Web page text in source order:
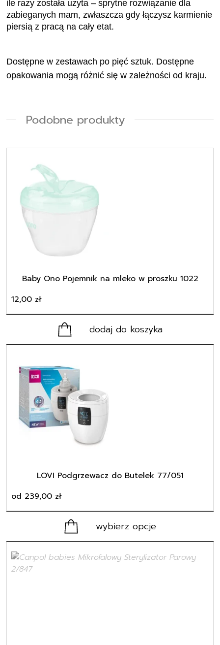
zabieganych mam, zwłaszcza gdy łączysz karmienie
piersią z pracą na cały etat.
Dostępne w zestawach po pięć sztuk. Dostępne
opakowania mogą różnić się w zależności od kraju.
Podobne produkty
Baby Ono Pojemnik na mleko w proszku 1022
12,00 zł
dodaj do koszyka
LOVI Podgrzewacz do Butelek 77/051
od 239,00 zł
wybierz opcje
Ten
wiele
wariantów.
Opcje
można
wybrać